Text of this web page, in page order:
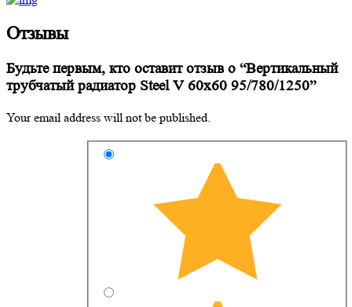
Отзывы
Будьте первым, кто оставит отзыв о “Вертикальный
трубчатый радиатор Steel V 60х60 95/780/1250”
Your email address will not be published.